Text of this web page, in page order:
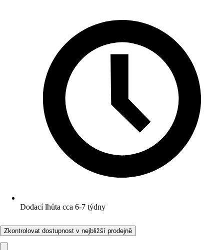
Dodací lhůta cca 6-7 týdny
Zkontrolovat dostupnost v nejbližší prodejně